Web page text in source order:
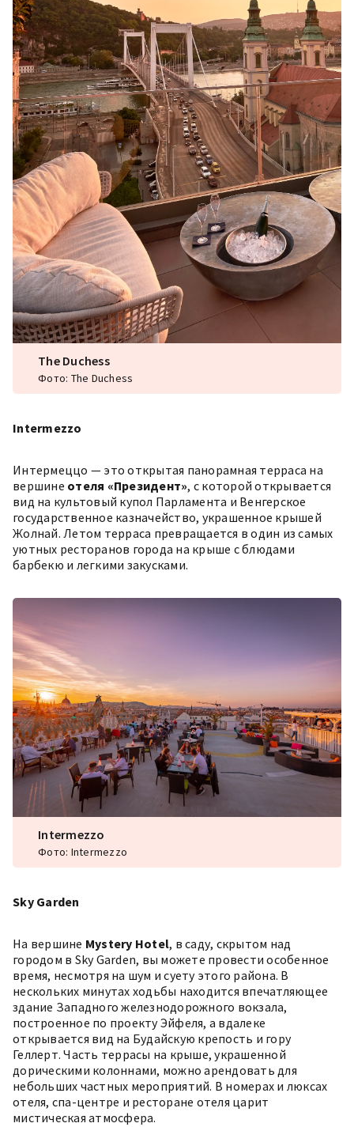
The Duchess
Фото: The Duchess
Intermezzo
Интермеццо — это открытая панорамная терраса на
вершине отеля «Президент», с которой открывается
вид на культовый купол Парламента и Венгерское
государственное казначейство, украшенное крышей
Жолнай. Летом терраса превращается в один из самых
уютных ресторанов города на крыше с блюдами
барбекю и легкими закусками.
Intermezzo
Фото: Intermezzo
Sky Garden
На вершине Mystery Hotel, в саду, скрытом над
городом в Sky Garden, вы можете провести особенное
время, несмотря на шум и суету этого района. В
нескольких минутах ходьбы находится впечатляющее
здание Западного железнодорожного вокзала,
построенное по проекту Эйфеля, а вдалеке
открывается вид на Будайскую крепость и гору
Геллерт. Часть террасы на крыше, украшенной
дорическими колоннами, можно арендовать для
небольших частных мероприятий. В номерах и люксах
отеля, спа-центре и ресторане отеля царит
мистическая атмосфера.